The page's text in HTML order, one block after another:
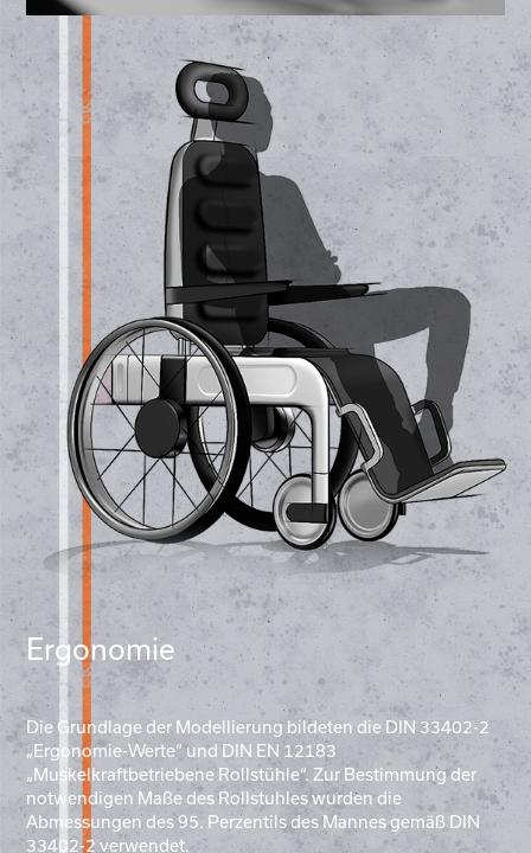
Ergonomie
Die Grundlage der Modellierung bildeten die DIN 33402-2
„Ergonomie-Werte“ und DIN EN 12183
„Muskelkraftbetriebene Rollstühle“. Zur Bestimmung der
notwendigen Maße des Rollstuhles wurden die
Abmessungen des 95. Perzentils des Mannes gemäß DIN
33402-2 verwendet.